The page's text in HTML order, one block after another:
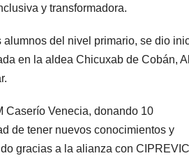
y transformadora.
del nivel primario, se dio
en la aldea Chicuxab de Cobán,
Caserío Venecia, donando 10
de tener nuevos conocimientos y
gracias a la alianza con